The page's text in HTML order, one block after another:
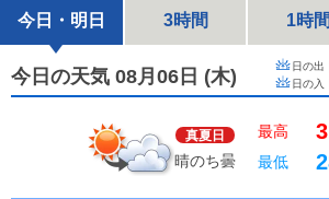
今日・明日 3時間 1時間
今日の天気 08月06日 (木) 日の出
日の入
真夏日
晴のち曇
最高
最低